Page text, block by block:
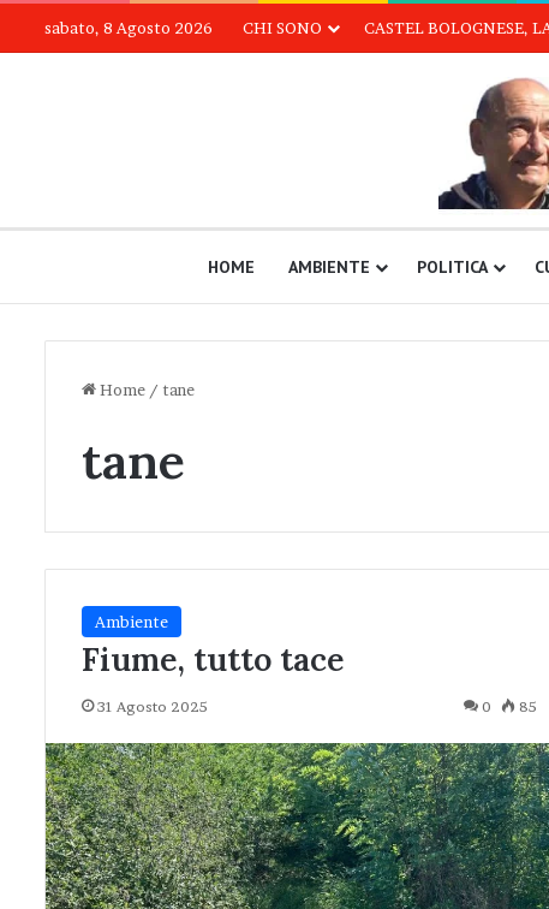
sabato, 8 Agosto 2026 CHI SONO CASTEL BOLOGNESE,
HOME AMBIENTE POLITICA
Home / tane
tane
Ambiente
Fiume, tutto tace
31 Agosto 2025 0 85